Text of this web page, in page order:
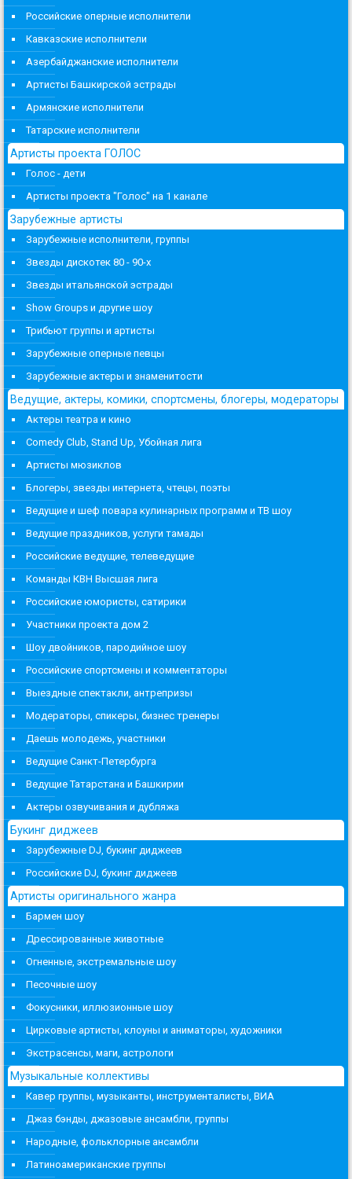
Российские оперные исполнители
Кавказские исполнители
Азербайджанские исполнители
Артисты Башкирской эстрады
Армянские исполнители
Татарские исполнители
Артисты проекта ГОЛОС
Голос - дети
Артисты проекта "Голос" на 1 канале
Зарубежные артисты
Зарубежные исполнители, группы
Звезды дискотек 80 - 90-х
Звезды итальянской эстрады
Show Groups и другие шоу
Трибьют группы и артисты
Зарубежные оперные певцы
Зарубежные актеры и знаменитости
Ведущие, актеры, комики, спортсмены, блогеры, модераторы
Актеры театра и кино
Comedy Club, Stand Up, Убойная лига
Артисты мюзиклов
Блогеры, звезды интернета, чтецы, поэты
Ведущие и шеф повара кулинарных программ и ТВ шоу
Ведущие праздников, услуги тамады
Российские ведущие, телеведущие
Команды КВН Высшая лига
Российские юмористы, сатирики
Участники проекта дом 2
Шоу двойников, пародийное шоу
Российские спортсмены и комментаторы
Выездные спектакли, антрепризы
Модераторы, спикеры, бизнес тренеры
Даешь молодежь, участники
Ведущие Санкт-Петербурга
Ведущие Татарстана и Башкирии
Актеры озвучивания и дубляжа
Букинг диджеев
Зарубежные DJ, букинг диджеев
Российские DJ, букинг диджеев
Артисты оригинального жанра
Бармен шоу
Дрессированные животные
Огненные, экстремальные шоу
Песочные шоу
Фокусники, иллюзионные шоу
Цирковые артисты, клоуны и аниматоры, художники
Экстрасенсы, маги, астрологи
Музыкальные коллективы
Кавер группы, музыканты, инструменталисты, ВИА
Джаз бэнды, джазовые ансамбли, группы
Народные, фольклорные ансамбли
Латиноамериканские группы